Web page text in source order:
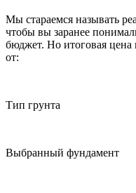
Мы стараемся называть
чтобы вы заранее
бюджет. Но итоговая цена
от:
Тип грунта
Выбранный фундамент